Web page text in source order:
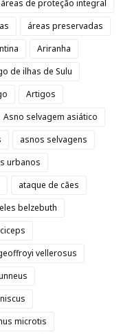
áreas de proteção integral
áreas preservadas
Ariranha
de ilhas de Sulu
Artigos
Asno selvagem asiático
asnos selvagens
urbanos
ataque de cães
belzebuth
vellerosus
microtis